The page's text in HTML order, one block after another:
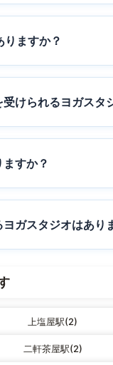
ますか？
けられるヨガスタ
すか？
ガスタジオはあり
上塩屋駅(2)
二軒茶屋駅(2)